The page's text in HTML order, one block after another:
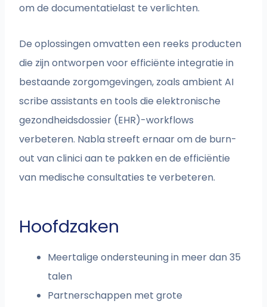
om de documentatielast te verlichten.
De oplossingen omvatten een reeks producten
die zijn ontworpen voor efficiënte integratie in
bestaande zorgomgevingen, zoals ambient AI
scribe assistants en tools die elektronische
gezondheidsdossier (EHR)-workflows
verbeteren. Nabla streeft ernaar om de burn-
out van clinici aan te pakken en de efficiëntie
van medische consultaties te verbeteren.
Hoofdzaken
Meertalige ondersteuning in meer dan 35
talen
Partnerschappen met grote